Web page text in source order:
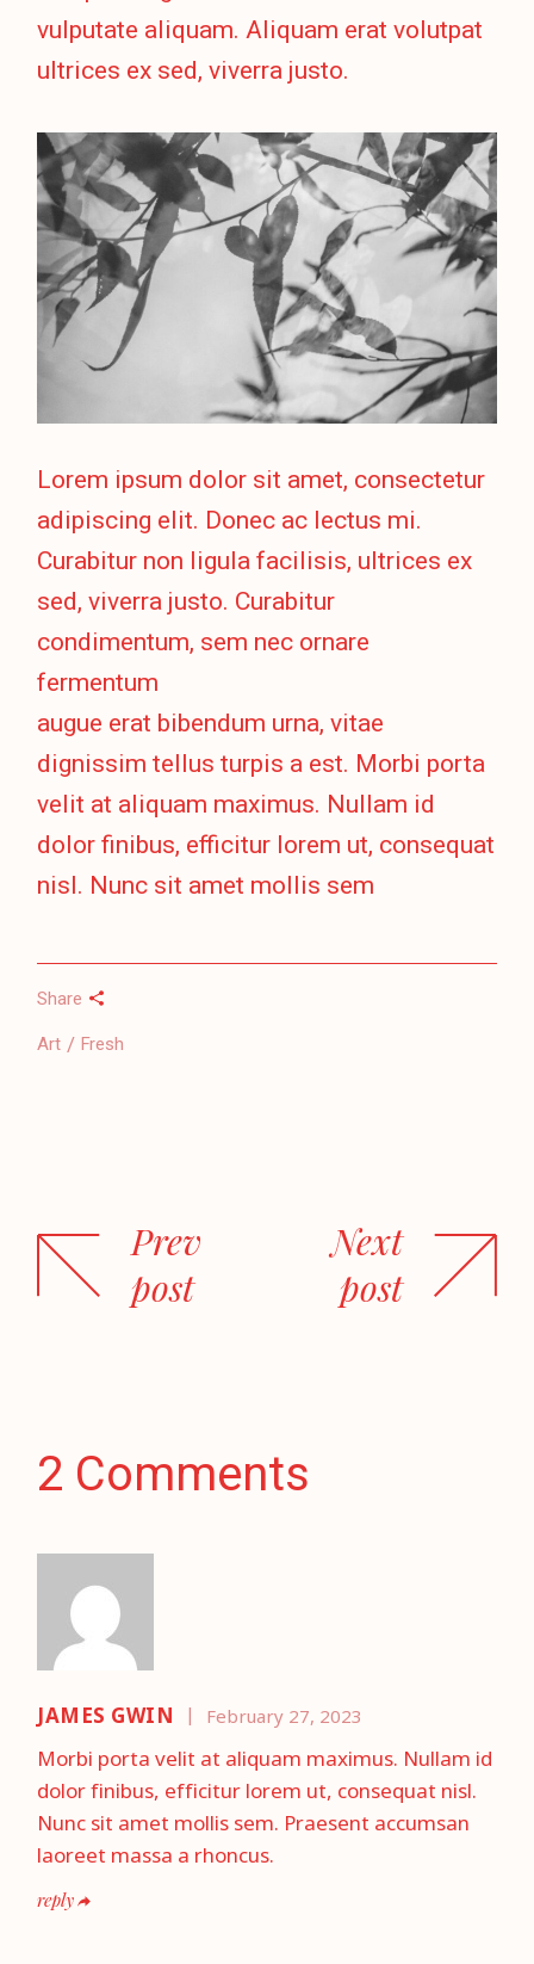
vulputate aliquam. Aliquam erat volutpat
ultrices ex sed, viverra justo.
Lorem ipsum dolor sit amet, consectetur
adipiscing elit. Donec ac lectus mi.
Curabitur non ligula facilisis, ultrices ex
sed, viverra justo. Curabitur
condimentum, sem nec ornare
fermentum
augue erat bibendum urna, vitae
dignissim tellus turpis a est. Morbi porta
velit at aliquam maximus. Nullam id
dolor finibus, efficitur lorem ut, consequat
nisl. Nunc sit amet mollis sem
Share
Art Fresh
Prev
post
Next
post
2 Comments
JAMES GWIN February 27, 2023
Morbi porta velit at aliquam maximus. Nullam id
dolor finibus, efficitur lorem ut, consequat nisl.
Nunc sit amet mollis sem. Praesent accumsan
laoreet massa a rhoncus.
reply